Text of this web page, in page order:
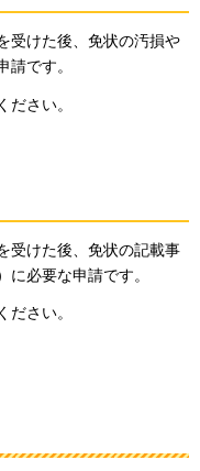
受けた後、免状の汚損や
です。
さい。
受けた後、免状の記載事
必要な申請です。
さい。